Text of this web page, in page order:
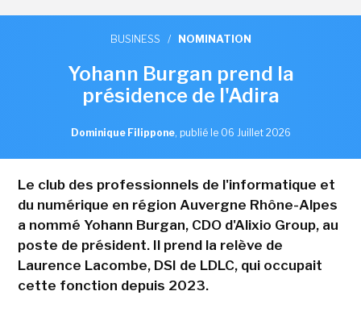
BUSINESS / NOMINATION
Yohann Burgan prend la
présidence de l'Adira
Dominique Filippone, publié le 06 Juillet 2026
Le club des professionnels de l'informatique et
du numérique en région Auvergne Rhône-Alpes
a nommé Yohann Burgan, CDO d'Alixio Group, au
poste de président. Il prend la relève de
Laurence Lacombe, DSI de LDLC, qui occupait
cette fonction depuis 2023.